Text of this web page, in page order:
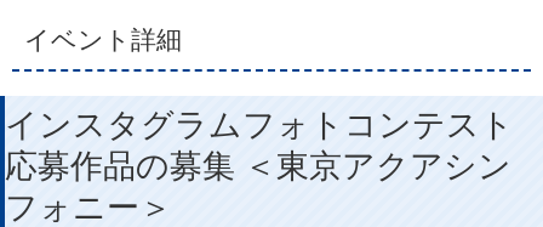
イベント詳細
インスタグラムフォトコンテスト
応募作品の募集 ＜東京アクアシン
フォニー＞